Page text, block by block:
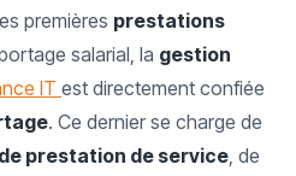
premières prestations
salarial, la gestion
IT est directement confiée
. Ce dernier se charge de
prestation de service, de